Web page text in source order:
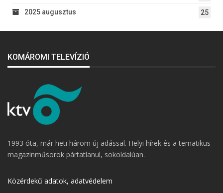
2025 augusztus 25
KOMÁROMI TELEVÍZIÓ
1993 óta, már heti három új adással. Helyi hírek és a tematikus
magazinműsorok pártatlanul, sokoldalúan.
Közérdekű adatok, adatvédelem